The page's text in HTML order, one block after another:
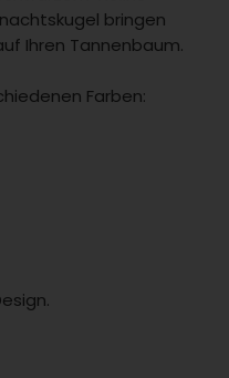
bringen
Ihren Tannenbaum.
Farben: